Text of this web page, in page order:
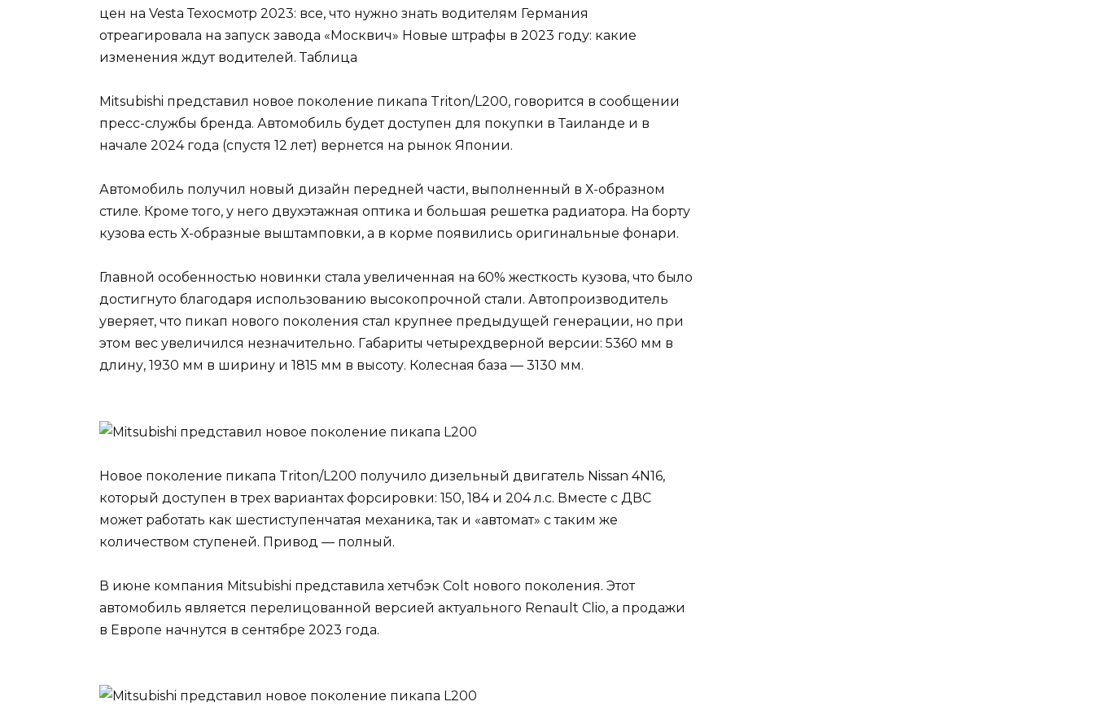
цен на Vesta Техосмотр 2023: все, что нужно знать водителям Германия
отреагировала на запуск завода «Москвич» Новые штрафы в 2023 году: какие
изменения ждут водителей. Таблица
Mitsubishi представил новое поколение пикапа Triton/L200, говорится в сообщении
пресс-службы бренда. Автомобиль будет доступен для покупки в Таиланде и в
начале 2024 года (спустя 12 лет) вернется на рынок Японии.
Автомобиль получил новый дизайн передней части, выполненный в Х-образном
стиле. Кроме того, у него двухэтажная оптика и большая решетка радиатора. На борту
кузова есть Х-образные выштамповки, а в корме появились оригинальные фонари.
Главной особенностью новинки стала увеличенная на 60% жесткость кузова, что было
достигнуто благодаря использованию высокопрочной стали. Автопроизводитель
уверяет, что пикап нового поколения стал крупнее предыдущей генерации, но при
этом вес увеличился незначительно. Габариты четырехдверной версии: 5360 мм в
длину, 1930 мм в ширину и 1815 мм в высоту. Колесная база — 3130 мм.
Новое поколение пикапа Triton/L200 получило дизельный двигатель Nissan 4N16,
который доступен в трех вариантах форсировки: 150, 184 и 204 л.с. Вместе с ДВС
может работать как шестиступенчатая механика, так и «автомат» с таким же
количеством ступеней. Привод — полный.
В июне компания Mitsubishi представила хетчбэк Colt нового поколения. Этот
автомобиль является перелицованной версией актуального Renault Clio, а продажи
в Европе начнутся в сентябре 2023 года.